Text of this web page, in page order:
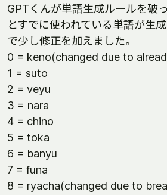
GPTくんが単語生成ルールを破
とすでに使われている単語が生
で少し修正を加えました。
0 = keno(changed due to
1 = suto
2 = veyu
3 = nara
4 = chino
5 = toka
6 = banyu
7 = funa
8 = ryacha(changed due to